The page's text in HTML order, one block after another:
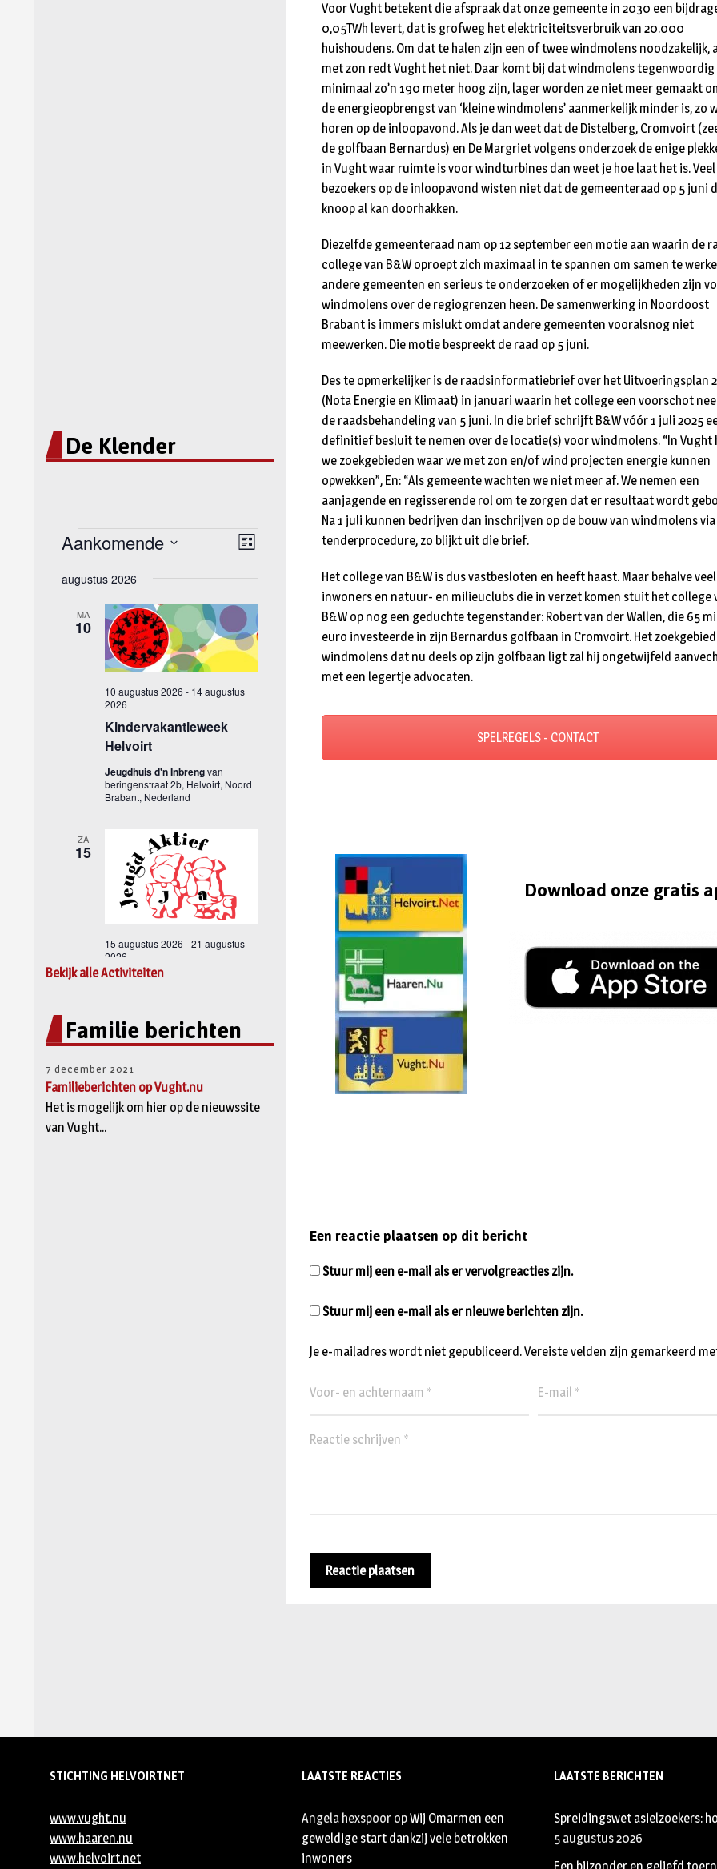
De Klender
Bekijk alle Activiteiten
Familie berichten
7 december 2021
Familieberichten op Vught.nu
Het is mogelijk om hier op de nieuwssite
van Vught...
Voor Vught betekent die afspraak dat onze gemeente in 2030 een
0,05TWh levert, dat is grofweg het elektriciteitsverbruik van 20.000
huishoudens. Om dat te halen zijn een of twee windmolens noodzakelijk,
met zon redt Vught het niet. Daar komt bij dat windmolens tegenwoordig
minimaal zo’n 190 meter hoog zijn, lager worden ze niet meer gemaakt
de energieopbrengst van ‘kleine windmolens’ aanmerkelijk minder is, zo
horen op de inloopavond. Als je dan weet dat de Distelberg, Cromvoirt
de golfbaan Bernardus) en De Margriet volgens onderzoek de enige
in Vught waar ruimte is voor windturbines dan weet je hoe laat het is. Veel
bezoekers op de inloopavond wisten niet dat de gemeenteraad op 5 juni
knoop al kan doorhakken.
Diezelfde gemeenteraad nam op 12 september een motie aan waarin de
college van B&W oproept zich maximaal in te spannen om samen te
andere gemeenten en serieus te onderzoeken of er mogelijkheden zijn
windmolens over de regiogrenzen heen. De samenwerking in Noordoost
Brabant is immers mislukt omdat andere gemeenten vooralsnog niet
meewerken. Die motie bespreekt de raad op 5 juni.
Des te opmerkelijker is de raadsinformatiebrief over het Uitvoeringsplan
(Nota Energie en Klimaat) in januari waarin het college een voorschot
de raadsbehandeling van 5 juni. In die brief schrijft B&W vóór 1 juli 2025
definitief besluit te nemen over de locatie(s) voor windmolens. “In Vught
we zoekgebieden waar we met zon en/of wind projecten energie kunnen
opwekken”, En: “Als gemeente wachten we niet meer af. We nemen een
aanjagende en regisserende rol om te zorgen dat er resultaat wordt
Na 1 juli kunnen bedrijven dan inschrijven op de bouw van windmolens
tenderprocedure, zo blijkt uit die brief.
Het college van B&W is dus vastbesloten en heeft haast. Maar behalve veel
inwoners en natuur- en milieuclubs die in verzet komen stuit het college
B&W op nog een geduchte tegenstander: Robert van der Wallen, die 65
euro investeerde in zijn Bernardus golfbaan in Cromvoirt. Het
windmolens dat nu deels op zijn golfbaan ligt zal hij ongetwijfeld
met een legertje advocaten.
SPELREGELS - CONTACT
Download onze gratis
Een reactie plaatsen op dit bericht
Je e-mailadres wordt niet gepubliceerd.Vereiste velden zijn gemarkeerd
Stuur mij een e-mail als er vervolgreacties zijn.
Stuur mij een e-mail als er nieuwe berichten zijn.
STICHTING HELVOIRTNET
www.vught.nu
www.haaren.nu
www.helvoirt.net
LAATSTE REACTIES
Angela hexspoor opWij Omarmen een
geweldige start dankzij vele betrokken
inwoners
LAATSTE BERICHTEN
Spreidingswet asielzoekers:
5 augustus 2026